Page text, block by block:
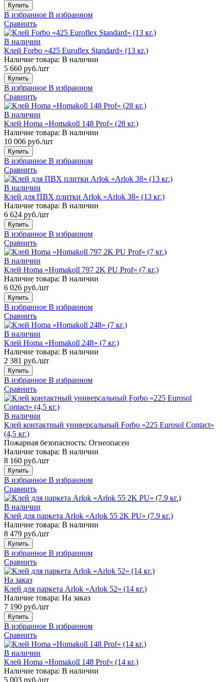
Купить
В избранное В избранном
Сравнить
В наличии
Клей Forbo «425 Euroflex Standard» (13 кг.)
Наличие товара: В наличии
5 660 руб./шт
Купить
В избранное В избранном
Сравнить
В наличии
Клей Homa «Homakoll 148 Prof» (28 кг.)
Наличие товара: В наличии
10 006 руб./шт
Купить
В избранное В избранном
Сравнить
В наличии
Клей для ПВХ плитки Arlok «Arlok 38» (13 кг.)
Наличие товара: В наличии
6 624 руб./шт
Купить
В избранное В избранном
Сравнить
В наличии
Клей Homa «Homakoll 797 2K PU Prof» (7 кг.)
Наличие товара: В наличии
6 026 руб./шт
Купить
В избранное В избранном
Сравнить
В наличии
Клей Homa «Homakoll 248» (7 кг.)
Наличие товара: В наличии
2 381 руб./шт
Купить
В избранное В избранном
Сравнить
В наличии
Клей контактный универсальный Forbo «225 Eurosol Contact»
(4,5 кг.)
Пожарная безопасность: Огнеопасен
Наличие товара: В наличии
8 160 руб./шт
Купить
В избранное В избранном
Сравнить
В наличии
Клей для паркета Arlok «Arlok 55 2K PU» (7.9 кг.)
Наличие товара: В наличии
8 479 руб./шт
Купить
В избранное В избранном
Сравнить
На заказ
Клей для паркета Arlok «Arlok 52» (14 кг.)
Наличие товара: На заказ
7 190 руб./шт
Купить
В избранное В избранном
Сравнить
В наличии
Клей Homa «Homakoll 148 Prof» (14 кг.)
Наличие товара: В наличии
5 003 руб./шт